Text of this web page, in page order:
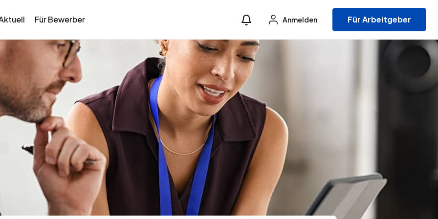
Für Bewerber Anmelden Für Arbeitgeber